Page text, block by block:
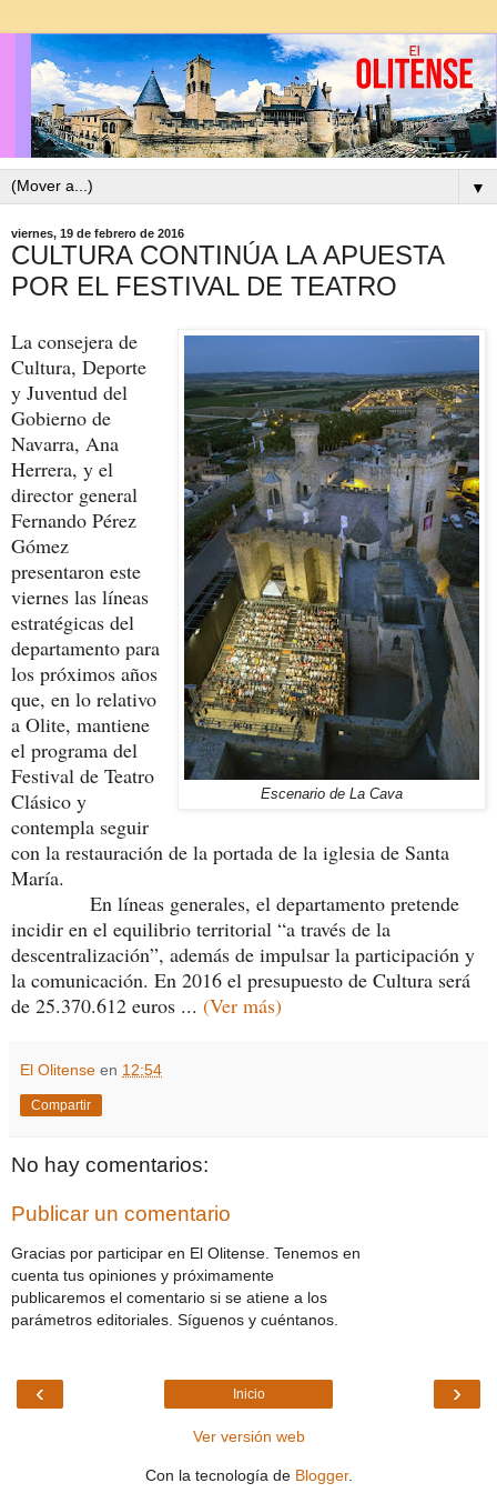
▼
viernes, 19 de febrero de 2016
CULTURA CONTINÚA LA APUESTA
POR EL FESTIVAL DE TEATRO
Escenario de La Cava
La consejera de
Cultura, Deporte
y Juventud del
Gobierno de
Navarra, Ana
Herrera, y el
director general
Fernando Pérez
Gómez
presentaron este
viernes las líneas
estratégicas del
departamento para
los próximos años
que, en lo relativo
a Olite, mantiene
el programa del
Festival de Teatro
Clásico y
contempla seguir
con la restauración de la portada de la iglesia de Santa
María.
En líneas generales, el departamento pretende
incidir en el equilibrio territorial “a través de la
descentralización”, además de impulsar la participación y
la comunicación. En 2016 el presupuesto de Cultura será
de 25.370.612 euros ... (Ver más)
El Olitense en 12:54
Compartir
No hay comentarios:
Publicar un comentario
Gracias por participar en El Olitense. Tenemos en
cuenta tus opiniones y próximamente
publicaremos el comentario si se atiene a los
parámetros editoriales. Síguenos y cuéntanos.
‹ ›
Inicio
Ver versión web
Con la tecnología de Blogger.